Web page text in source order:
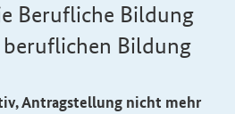
Berufliche Bildung
Bildung
Antragstellung nicht mehr